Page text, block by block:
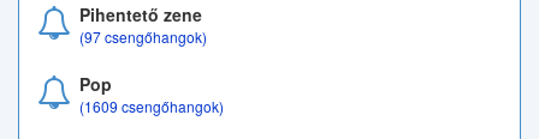
Pihentető zene
(97 csengőhangok)
Pop
(1609 csengőhangok)